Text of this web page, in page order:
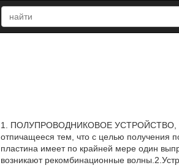
1. ПОЛУПРОВОДНИКОВОЕ УСТРОЙСТВО,
отпичащееся тем, что с целью получения
пластина имеет по крайней мере один
возникают рекомбинационные